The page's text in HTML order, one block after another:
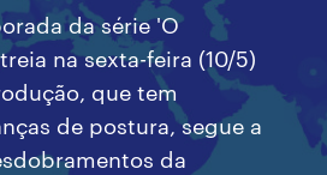
da série 'O
na sexta-feira (10/5)
que tem
de postura, segue a
da